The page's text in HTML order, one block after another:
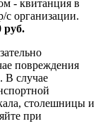
- квитанция в
с организации.
руб.
повреждения
В случае
столешницы и
при